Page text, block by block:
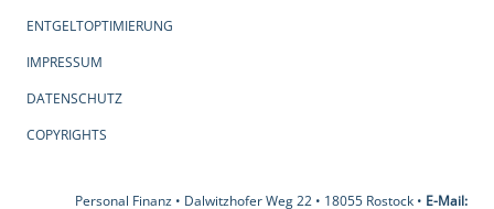
ENTGELTOPTIMIERUNG
IMPRESSUM
DATENSCHUTZ
COPYRIGHTS
Personal Finanz • Dalwitzhofer Weg 22 • 18055 Rostock • E-Mail: